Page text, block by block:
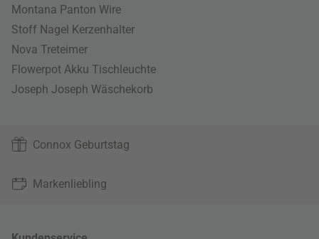
Montana Panton Wire
Stoff Nagel Kerzenhalter
Nova Treteimer
Flowerpot Akku Tischleuchte
Joseph Joseph Wäschekorb
Connox Geburtstag
Markenliebling